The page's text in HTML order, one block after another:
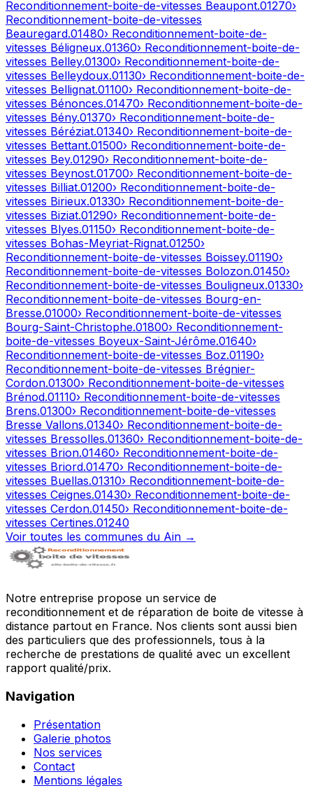
Reconditionnement-boite-de-vitesses Beaupont.01270›
Reconditionnement-boite-de-vitesses
Beauregard.01480› Reconditionnement-boite-de-
vitesses Béligneux.01360› Reconditionnement-boite-de-
vitesses Belley.01300› Reconditionnement-boite-de-
vitesses Belleydoux.01130› Reconditionnement-boite-de-
vitesses Bellignat.01100› Reconditionnement-boite-de-
vitesses Bénonces.01470› Reconditionnement-boite-de-
vitesses Bény.01370› Reconditionnement-boite-de-
vitesses Béréziat.01340› Reconditionnement-boite-de-
vitesses Bettant.01500› Reconditionnement-boite-de-
vitesses Bey.01290› Reconditionnement-boite-de-
vitesses Beynost.01700› Reconditionnement-boite-de-
vitesses Billiat.01200› Reconditionnement-boite-de-
vitesses Birieux.01330› Reconditionnement-boite-de-
vitesses Biziat.01290› Reconditionnement-boite-de-
vitesses Blyes.01150› Reconditionnement-boite-de-
vitesses Bohas-Meyriat-Rignat.01250›
Reconditionnement-boite-de-vitesses Boissey.01190›
Reconditionnement-boite-de-vitesses Bolozon.01450›
Reconditionnement-boite-de-vitesses Bouligneux.01330›
Reconditionnement-boite-de-vitesses Bourg-en-
Bresse.01000› Reconditionnement-boite-de-vitesses
Bourg-Saint-Christophe.01800› Reconditionnement-
boite-de-vitesses Boyeux-Saint-Jérôme.01640›
Reconditionnement-boite-de-vitesses Boz.01190›
Reconditionnement-boite-de-vitesses Brégnier-
Cordon.01300› Reconditionnement-boite-de-vitesses
Brénod.01110› Reconditionnement-boite-de-vitesses
Brens.01300› Reconditionnement-boite-de-vitesses
Bresse Vallons.01340› Reconditionnement-boite-de-
vitesses Bressolles.01360› Reconditionnement-boite-de-
vitesses Brion.01460› Reconditionnement-boite-de-
vitesses Briord.01470› Reconditionnement-boite-de-
vitesses Buellas.01310› Reconditionnement-boite-de-
vitesses Ceignes.01430› Reconditionnement-boite-de-
vitesses Cerdon.01450› Reconditionnement-boite-de-
vitesses Certines.01240
Voir toutes les communes du Ain →
Notre entreprise propose un service de
reconditionnement et de réparation de boite de vitesse à
distance partout en France. Nos clients sont aussi bien
des particuliers que des professionnels, tous à la
recherche de prestations de qualité avec un excellent
rapport qualité/prix.
Navigation
Présentation
Galerie photos
Nos services
Contact
Mentions légales